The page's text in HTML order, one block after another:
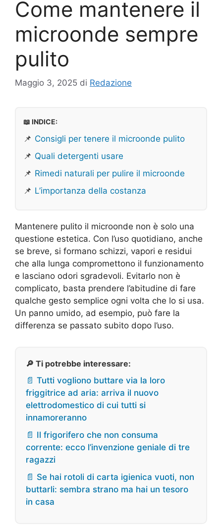
Come mantenere il
microonde sempre
pulito
Maggio 3, 2025 di Redazione
📖 INDICE:
📌 Consigli per tenere il microonde pulito
📌 Quali detergenti usare
📌 Rimedi naturali per pulire il microonde
📌 L’importanza della costanza
Mantenere pulito il microonde non è solo una
questione estetica. Con l’uso quotidiano, anche
se breve, si formano schizzi, vapori e residui
che alla lunga compromettono il funzionamento
e lasciano odori sgradevoli. Evitarlo non è
complicato, basta prendere l’abitudine di fare
qualche gesto semplice ogni volta che lo si usa.
Un panno umido, ad esempio, può fare la
differenza se passato subito dopo l’uso.
🔎 Ti potrebbe interessare:
📄 Tutti vogliono buttare via la loro
friggitrice ad aria: arriva il nuovo
elettrodomestico di cui tutti si
innamoreranno
📄 Il frigorifero che non consuma
corrente: ecco l’invenzione geniale di tre
ragazzi
📄 Se hai rotoli di carta igienica vuoti, non
buttarli: sembra strano ma hai un tesoro
in casa